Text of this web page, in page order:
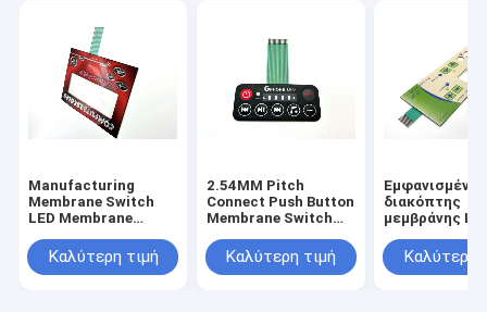
Manufacturing
Membrane Switch
LED Membrane
Connector and
Velvet
Καλύτερη τιμή
2.54MM Pitch
Connect Push Button
Membrane Switch
Operating Voltage
Efficiency Needs
Καλύτερη τιμή
Εμφανισμένος
διακόπτης
μεμβράνης
βελτιωμένη
διεπαφή και
Καλύτερη